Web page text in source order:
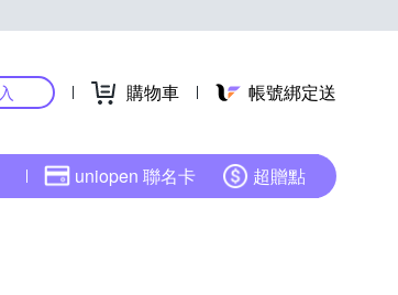
購物車 帳號綁定送
uniopen 聯名卡 超贈點